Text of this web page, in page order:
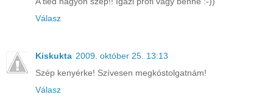
Válasz
Kiskukta 2009. október 25. 13:13
Szép kenyérke! Szívesen megkóstolgatnám!
Válasz